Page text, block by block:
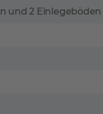
und 2 Einlegeböden